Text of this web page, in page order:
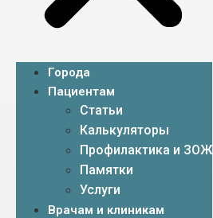
Города
Пациентам
Статьи
Калькуляторы
Профилактика и ЗОЖ
Памятки
Услуги
Врачам и клиникам